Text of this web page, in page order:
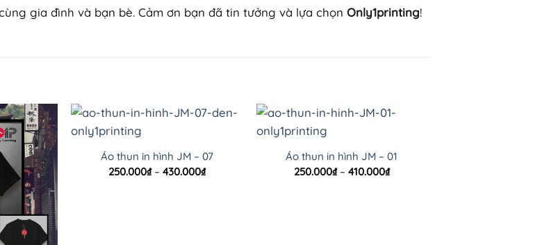
gia đình và bạn bè. Cảm ơn bạn đã tin tưởng và lựa chọn Only1printing!
Áo thun in hình JM – 07
250.000₫ – 430.000₫Khoảng
Áo thun in hình JM – 01
250.000₫ – 410.000₫Khoảng